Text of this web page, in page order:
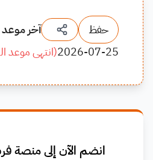
حفظ
آخر موعد
2026-07-25
(انتهى موعد
انضم الآن إلى منصة